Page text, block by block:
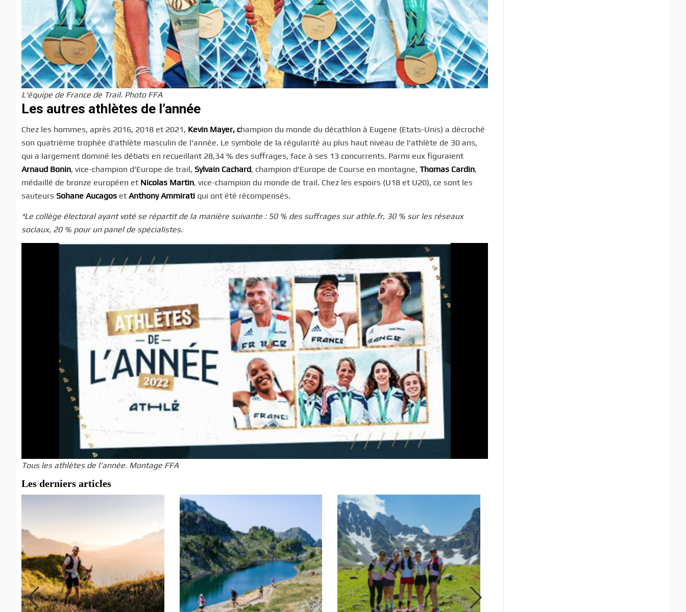
L’équipe de France de Trail. Photo FFA
Les autres athlètes de l’année
Chez les hommes, après 2016, 2018 et 2021, Kevin Mayer, champion du monde du décathlon à Eugene (Etats-Unis) a décroché
son quatrième trophée d’athlète masculin de l’année. Le symbole de la régularité au plus haut niveau de l’athlète de 30 ans,
qui a largement dominé les débats en recueillant 28,34 % des suffrages, face à ses 13 concurrents. Parmi eux figuraient
Arnaud Bonin, vice-champion d’Europe de trail, Sylvain Cachard, champion d’Europe de Course en montagne, Thomas Cardin,
médaillé de bronze européen et Nicolas Martin, vice-champion du monde de trail. Chez les espoirs (U18 et U20), ce sont les
sauteurs Sohane Aucagos et Anthony Ammirati qui ont été récompensés.
*Le collège électoral ayant voté se répartit de la manière suivante : 50 % des suffrages sur athle.fr, 30 % sur les réseaux
sociaux, 20 % pour un panel de spécialistes.
Tous les athlètes de l’année. Montage FFA
Les derniers articles